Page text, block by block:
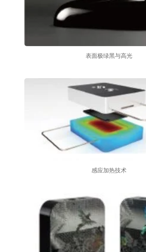
表面极绿黑与高光
感应加热技术